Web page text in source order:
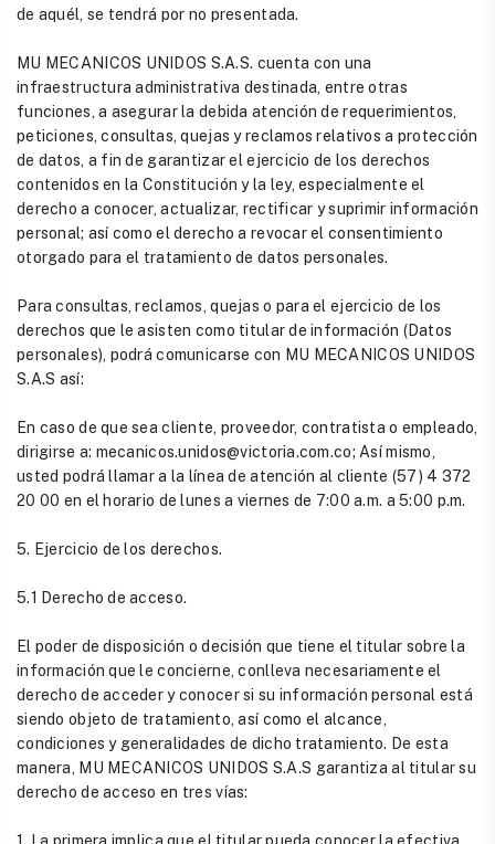
de aquél, se tendrá por no presentada.
MU MECANICOS UNIDOS S.A.S. cuenta con una
infraestructura administrativa destinada, entre otras
funciones, a asegurar la debida atención de requerimientos,
peticiones, consultas, quejas y reclamos relativos a protección
de datos, a fin de garantizar el ejercicio de los derechos
contenidos en la Constitución y la ley, especialmente el
derecho a conocer, actualizar, rectificar y suprimir información
personal; así como el derecho a revocar el consentimiento
otorgado para el tratamiento de datos personales.
Para consultas, reclamos, quejas o para el ejercicio de los
derechos que le asisten como titular de información (Datos
personales), podrá comunicarse con MU MECANICOS UNIDOS
S.A.S así:
En caso de que sea cliente, proveedor, contratista o empleado,
dirigirse a: mecanicos.unidos@victoria.com.co; Así mismo,
usted podrá llamar a la línea de atención al cliente (57) 4 372
20 00 en el horario de lunes a viernes de 7:00 a.m. a 5:00 p.m.
5. Ejercicio de los derechos.
5.1 Derecho de acceso.
El poder de disposición o decisión que tiene el titular sobre la
información que le concierne, conlleva necesariamente el
derecho de acceder y conocer si su información personal está
siendo objeto de tratamiento, así como el alcance,
condiciones y generalidades de dicho tratamiento. De esta
manera, MU MECANICOS UNIDOS S.A.S garantiza al titular su
derecho de acceso en tres vías: